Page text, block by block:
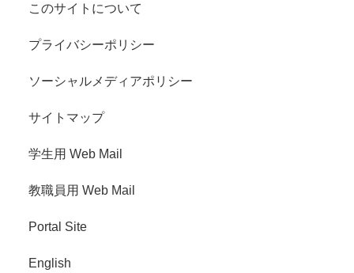
このサイトについて
プライバシーポリシー
ソーシャルメディアポリシー
サイトマップ
学生用 Web Mail
教職員用 Web Mail
Portal Site
English